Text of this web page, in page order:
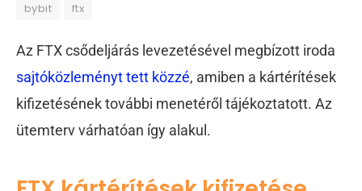
bybit ftx
Az FTX csődeljárás levezetésével megbízott iroda
sajtóközleményt tett közzé, amiben a kártérítések
kifizetésének további menetéről tájékoztatott. Az
ütemterv várhatóan így alakul.